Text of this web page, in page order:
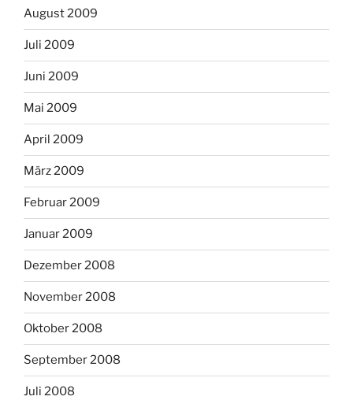
August 2009
Juli 2009
Juni 2009
Mai 2009
April 2009
März 2009
Februar 2009
Januar 2009
Dezember 2008
November 2008
Oktober 2008
September 2008
Juli 2008